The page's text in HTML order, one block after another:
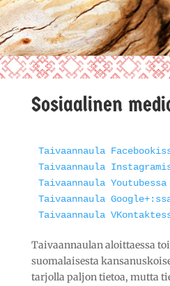
Sosiaalinen
Taivaannaula
Taivaannaula
Taivaannaula Youtubessa
Taivaannaula
Taivaannaula
Taivaannaulan aloittaessa
suomalaisesta
tarjolla paljon tietoa, mutta